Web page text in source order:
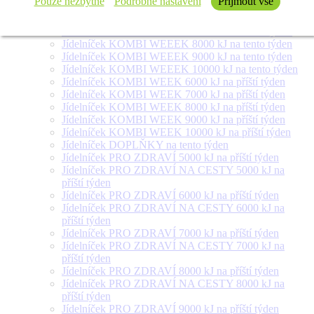
Jídelníček SALÁT + na tento týden
Jídelníček KOMBI WEEEK 8000 kJ na tento týden
Jídelníček KOMBI WEEEK 9000 kJ na tento týden
Jídelníček KOMBI WEEEK 10000 kJ na tento týden
Jídelníček KOMBI WEEK 6000 kJ na příští týden
Jídelníček KOMBI WEEK 7000 kJ na příští týden
Jídelníček KOMBI WEEK 8000 kJ na příští týden
Jídelníček KOMBI WEEK 9000 kJ na příští týden
Jídelníček KOMBI WEEK 10000 kJ na příští týden
Jídelníček DOPLŇKY na tento týden
Jídelníček PRO ZDRAVÍ 5000 kJ na příští týden
Jídelníček PRO ZDRAVÍ NA CESTY 5000 kJ na
příští týden
Jídelníček PRO ZDRAVÍ 6000 kJ na příští týden
Jídelníček PRO ZDRAVÍ NA CESTY 6000 kJ na
příští týden
Jídelníček PRO ZDRAVÍ 7000 kJ na příští týden
Jídelníček PRO ZDRAVÍ NA CESTY 7000 kJ na
příští týden
Jídelníček PRO ZDRAVÍ 8000 kJ na příští týden
Jídelníček PRO ZDRAVÍ NA CESTY 8000 kJ na
příští týden
Jídelníček PRO ZDRAVÍ 9000 kJ na příští týden